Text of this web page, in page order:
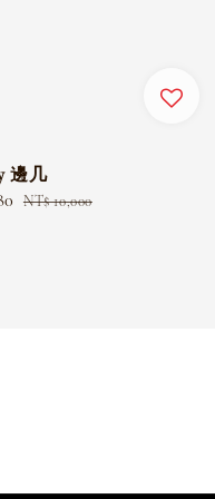
邊几
Regular
NT$ 10,000